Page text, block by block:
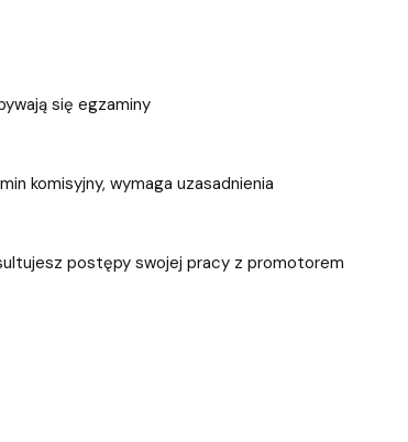
się egzaminy
komisyjny, wymaga uzasadnienia
postępy swojej pracy z promotorem